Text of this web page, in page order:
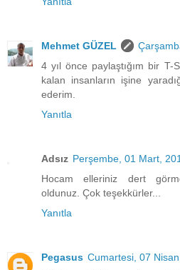
Mehmet GÜZEL
4 yıl önce paylaştığım bir
kalan insanların işine
ederim.
Yanıtla
Adsız Perşembe, 01 Mart,
Hocam elleriniz dert
oldunuz. Çok teşekkürler...
Yanıtla
Pegasus Cumartesi, 07